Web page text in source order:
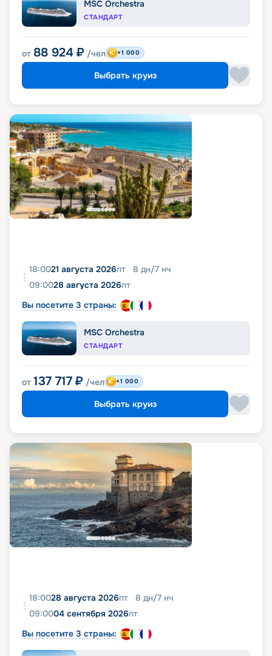
MSC Orchestra
СТАНДАРТ
от 88 924 ₽ /чел +1 000
Выбрать круиз
18:0021 августа 2026пт 8 дн/7 нч
09:0028 августа 2026пт
Вы посетите 3 страны:
MSC Orchestra
СТАНДАРТ
от 137 717 ₽ /чел +1 000
Выбрать круиз
18:0028 августа 2026пт 8 дн/7 нч
09:0004 сентября 2026пт
Вы посетите 3 страны: